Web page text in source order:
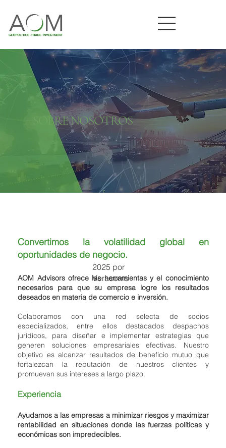
SOBRE NOSOTROS
Convertimos la volatilidad global en
oportunidades de negocio.
AOM Advisors ofrece las herramientas y el conocimiento
necesarios para que su empresa logre los resultados
deseados en materia de comercio e inversión.
Colaboramos con una red selecta de socios
especializados, entre ellos destacados despachos
jurídicos, para diseñar e implementar estrategias que
generen soluciones empresariales efectivas. Nuestro
objetivo es alcanzar resultados de beneficio mutuo que
fortalezcan la reputación de nuestros clientes y
promuevan sus intereses a largo plazo.
Experiencia
Ayudamos a las empresas a minimizar riesgos y maximizar
rentabilidad en situaciones donde las fuerzas políticas y
económicas son impredecibles.
2025 por
Veracoms